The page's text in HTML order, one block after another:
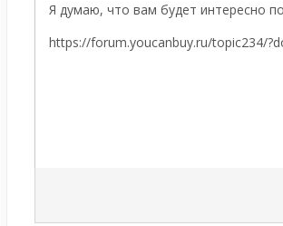
Я думаю, что вам будет интересно
https://forum.youcanbuy.ru/topic234/